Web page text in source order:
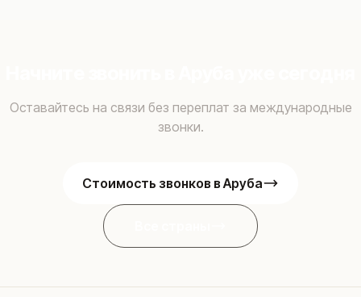
Оставайтесь на связи без переплат за международные
звонки.
Стоимость звонков в Аруба